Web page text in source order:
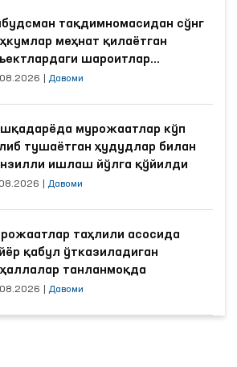
тақдимномасидан сўнг
меҳнат қилаётган
шароитлар
Давоми
мурожаатлар кўп
тушаётган ҳудудлар билан
ишлаш йўлга қўйилди
Давоми
таҳлили асосида
қабул ўтказиладиган
танланмоқда
Давоми